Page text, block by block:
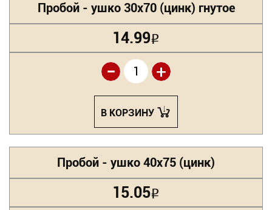
Пробой - ушко 30х70 (цинк) гнутое
14.99Р
+
-
В КОРЗИНУ
Пробой - ушко 40х75 (цинк)
15.05Р